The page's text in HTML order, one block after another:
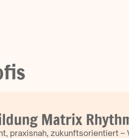
Matrix
praxisnah, zukunftsorientiert –